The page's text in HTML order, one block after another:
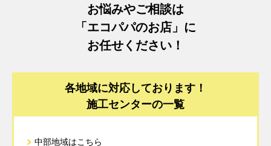
お悩みやご相談は
「エコパパのお店」に
お任せください！
各地域に対応しております！
施工センターの一覧
中部地域はこちら